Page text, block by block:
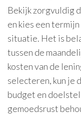
Bekijk zorgvuldig
en kies een
situatie. Het is
tussen de
kosten van de
selecteren, kun je
budget en
gemoedsrust